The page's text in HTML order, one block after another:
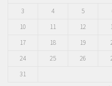
3
4 5
10
11 12
17
18 19
24
25 26
31